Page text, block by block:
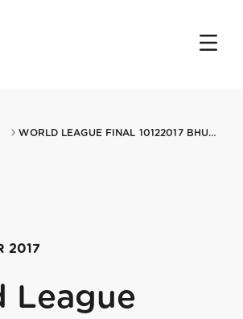
WORLD LEAGUE FINAL 10122017 BHUBANESWAR
2017
League